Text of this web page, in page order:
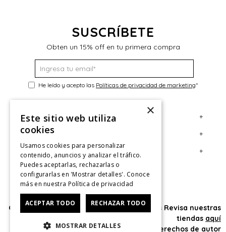
SUSCRÍBETE
Obten un 15% off en tu primera compra
He leído y acepto las Políticas de privacidad de marketing*
Servicio al Consumidor +
Centro de Ayuda
Contáctanos
Giftcard
Retiro en tienda
Tiendas
CyberMonday
Legal +
Términos y Condiciones
Políticas de Despacho
Cambios, Retracto y Garantía
Políticas de Privacidad
Política de Privacidad de Marketing
Cuenta +
Mi Cuenta
Sigue tu compra
Historial de Compras
¿Dónde viene mi compra?
Oficina: Av. Las Condes #11281 - Las Condes Revisa nuestras
tiendas aquí
© 2025 HushPuppies Kids derechos de autor
×
Este sitio web utiliza
cookies
Usamos cookies para personalizar
contenido, anuncios y analizar el tráfico.
Puedes aceptarlas, rechazarlas o
configurarlas en 'Mostrar detalles'. Conoce
más en nuestra Política de privacidad
ACEPTAR TODO RECHAZAR TODO
MOSTRAR DETALLES